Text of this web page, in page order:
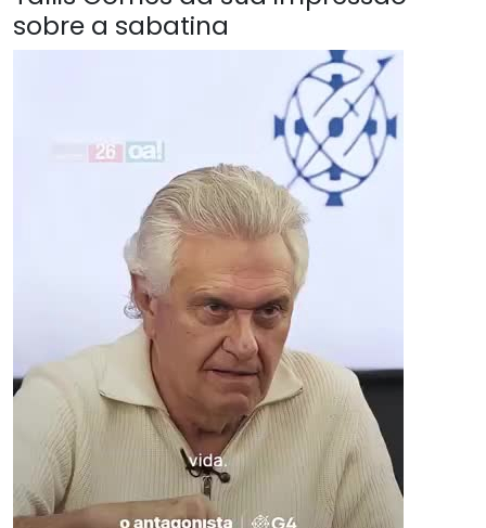
sobre a sabatina